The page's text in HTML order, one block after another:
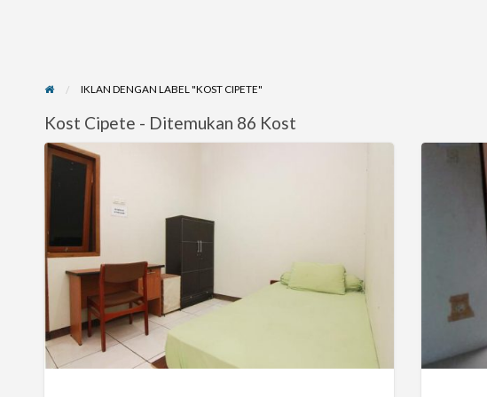
IKLAN DENGAN LABEL "KOST CIPETE"
Kost Cipete - Ditemukan 86 Kost
Eng’s
Eksklusif
Jakarta
AFIR
Cipete